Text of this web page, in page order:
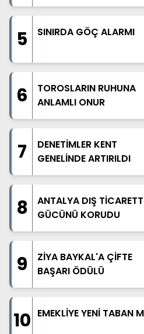
5 SINIRDA GÖÇ ALARMI
6
TOROSLARIN RUHUNA
ANLAMLI ONUR
7
DENETİMLER KENT
GENELİNDE ARTIRILDI
8
ANTALYA DIŞ
GÜCÜNÜ KORUDU
9
ZİYA BAYKAL'A ÇİFTE
BAŞARI ÖDÜLÜ
10 EMEKLİYE YENİ TABAN